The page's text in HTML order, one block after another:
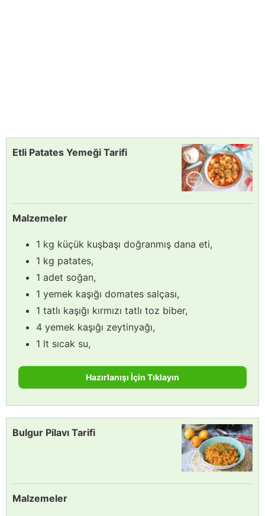
Etli Patates Yemeği Tarifi
Malzemeler
1 kg küçük kuşbaşı doğranmış dana eti,
1 kg patates,
1 adet soğan,
1 yemek kaşığı domates salçası,
1 tatlı kaşığı kırmızı tatlı toz biber,
4 yemek kaşığı zeytinyağı,
1 lt sıcak su,
Hazırlanışı İçin Tıklayın
Bulgur Pilavı Tarifi
Malzemeler